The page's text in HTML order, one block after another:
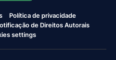
Política de privacidade
de Direitos Autorais
settings